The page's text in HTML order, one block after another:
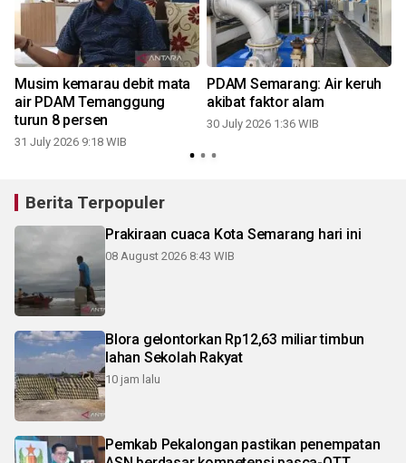
Musim kemarau debit mata
air PDAM Temanggung
turun 8 persen
31 July 2026 9:18 WIB
PDAM Semarang: Air keruh
akibat faktor alam
30 July 2026 1:36 WIB
Berita Terpopuler
Prakiraan cuaca Kota Semarang hari ini
08 August 2026 8:43 WIB
Blora gelontorkan Rp12,63 miliar timbun
lahan Sekolah Rakyat
10 jam lalu
Pemkab Pekalongan pastikan penempatan